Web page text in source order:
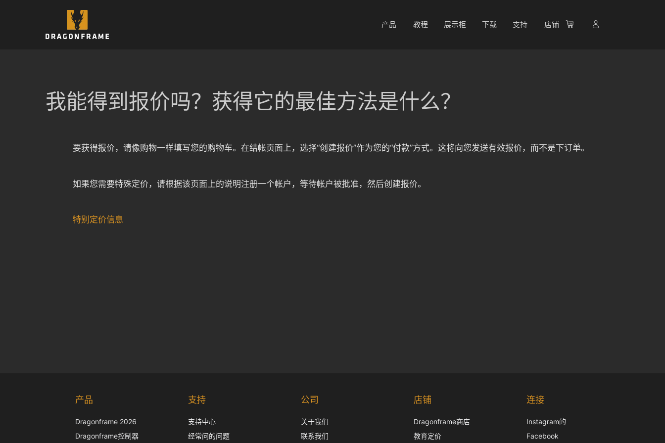
产品 教程 展示柜 下载 支持 店铺
我能得到报价吗？获得它的最佳方法是什么？
要获得报价，请像购物一样填写您的购物车。在结帐页面上，选择“创建报价”作为您的“付款”方式。这将向您发送有效报价，而不是下订单。
如果您需要特殊定价，请根据该页面上的说明注册一个帐户，等待帐户被批准，然后创建报价。
特别定价信息
产品
Dragonframe 2026
Dragonframe控制器
支持
支持中心
经常问的问题
公司
关于我们
联系我们
店铺
Dragonframe商店
教育定价
连接
Instagram的
Facebook
French